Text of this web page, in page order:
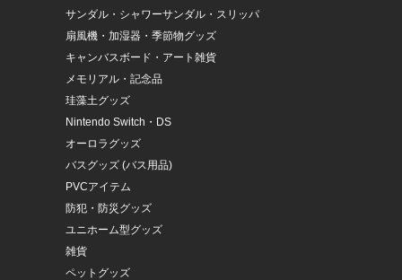
サンダル・シャワーサンダル・スリッパ
扇風機・加湿器・季節物グッズ
キャンバスボード・アート雑貨
メモリアル・記念品
珪藻土グッズ
Nintendo Switch・DS
オーロラグッズ
バスグッズ (バス用品)
PVCアイテム
防犯・防災グッズ
ユニホーム型グッズ
雑貨
ペットグッズ